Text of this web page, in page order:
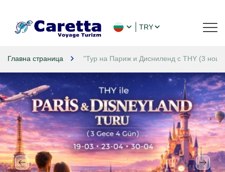
TRY
Главна страница "Тур на Париж и Дисниленд с THY (3